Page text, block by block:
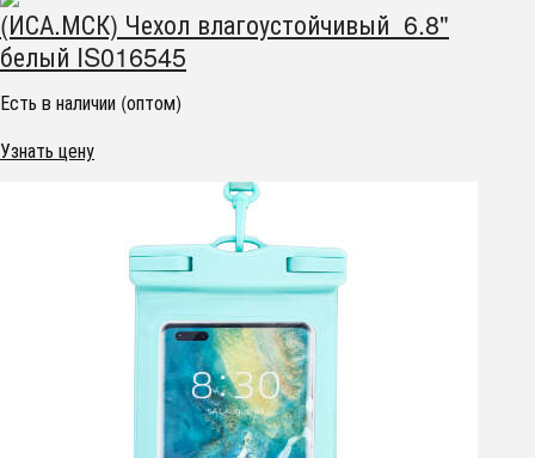
(ИСА.МСК) Чехол влагоустойчивый 6.8"
белый IS016545
Есть в наличии (оптом)
Узнать цену